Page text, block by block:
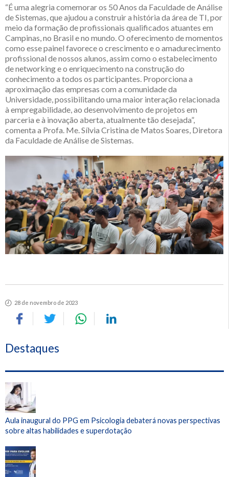
“É uma alegria comemorar os 50 Anos da Faculdade de Análise
de Sistemas, que ajudou a construir a história da área de TI, por
meio da formação de profissionais qualificados atuantes em
Campinas, no Brasil e no mundo. O oferecimento de momentos
como esse painel favorece o crescimento e o amadurecimento
profissional de nossos alunos, assim como o estabelecimento
de networking e o enriquecimento na construção do
conhecimento a todos os participantes. Proporciona a
aproximação das empresas com a comunidade da
Universidade, possibilitando uma maior interação relacionada
à empregabilidade, ao desenvolvimento de projetos em
parceria e à inovação aberta, atualmente tão desejada”,
comenta a Profa. Me. Sílvia Cristina de Matos Soares, Diretora
da Faculdade de Análise de Sistemas.
28 de novembro de 2023
Destaques
Aula inaugural do PPG em Psicologia debaterá novas perspectivas
sobre altas habilidades e superdotação